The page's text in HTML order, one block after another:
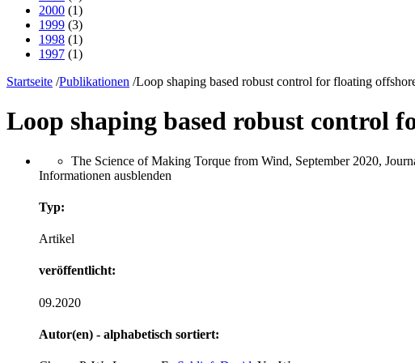
2000 (1)
1999 (3)
1998 (1)
1997 (1)
Startseite /Publikationen /Loop shaping based robust control for floating
Loop shaping based robust control
The Science of Making Torque from Wind, September 2020,
Informationen ausblenden
Typ:
Artikel
veröffentlicht:
09.2020
Autor(en) - alphabetisch sortiert: